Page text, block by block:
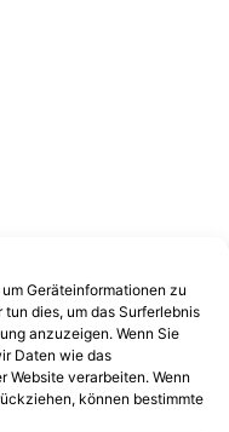
Geräteinformationen zu
dies, um das Surferlebnis
anzuzeigen. Wenn Sie
Daten wie das
Website verarbeiten. Wenn
können bestimmte